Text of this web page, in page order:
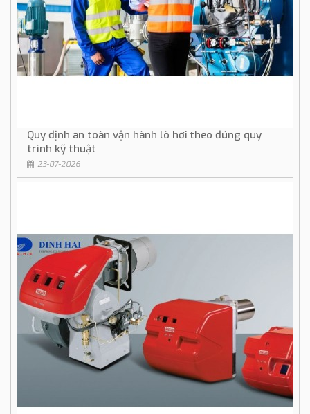
Quy định an toàn vận hành lò hơi theo đúng quy
trình kỹ thuật
23-07-2026